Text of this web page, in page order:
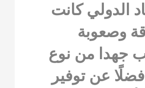
الدولي كانت
وصعوبة
جهدا من نوع
عن توفير